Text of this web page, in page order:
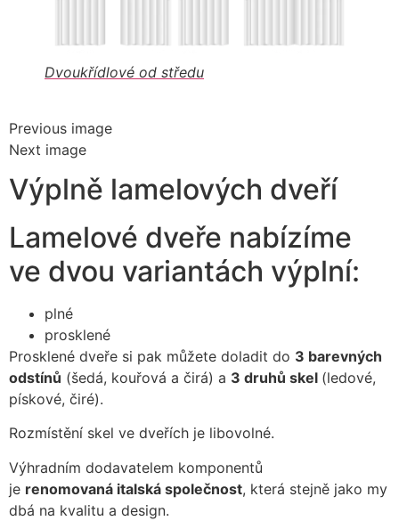
Dvoukřídlové od středu
Previous image
Next image
Výplně lamelových dveří
Lamelové dveře nabízíme
ve dvou variantách výplní:
plné
prosklené
Prosklené dveře si pak můžete doladit do 3 barevných
odstínů (šedá, kouřová a čirá) a 3 druhů skel (ledové,
pískové, čiré).
Rozmístění skel ve dveřích je libovolné.
Výhradním dodavatelem komponentů
je renomovaná italská společnost, která stejně jako my
dbá na kvalitu a design.